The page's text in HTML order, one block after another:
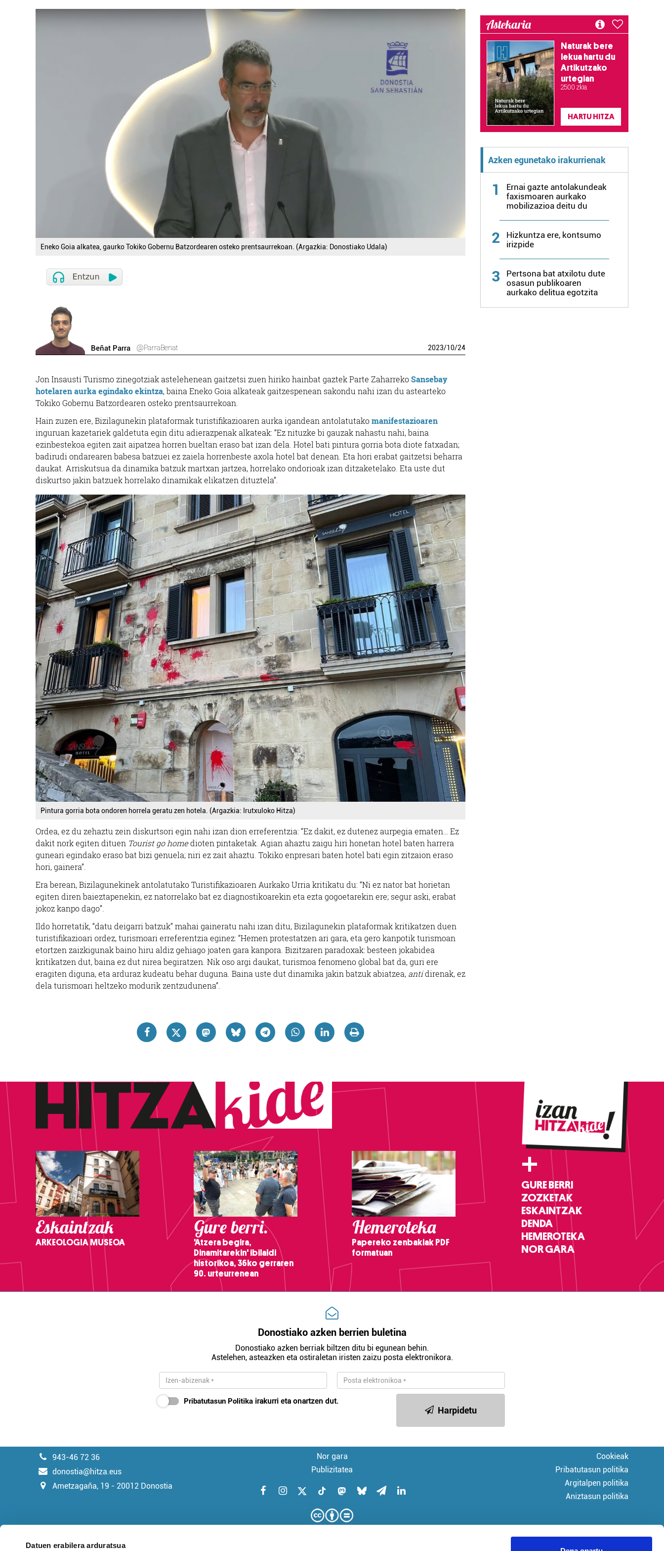
Datuen erabilera arduratsua
Eneko Goia alkatea, gaurko Tokiko Gobernu Batzordearen osteko prentsaurrekoan. (Argazkia: Donostiako Udala)
Beñat Parra @ParraBenat 2023/10/24
Jon Insausti Turismo zinegotziak astelehenean gaitzetsi zuen hiriko hainbat gaztek Parte ZaharrekoSansebay
hotelaren aurka egindako ekintza, baina Eneko Goia alkateak gaitzespenean sakondu nahi izan du astearteko
Tokiko Gobernu Batzordearen osteko prentsaurrekoan.
Hain zuzen ere, Bizilagunekin plataformak turistifikazioaren aurka igandean antolatutakomanifestazioaren
inguruan kazetariek galdetuta egin ditu adierazpenak alkateak: “Ez nituzke bi gauzak nahastu nahi, baina
ezinbestekoa egiten zait aipatzea horren bueltan eraso bat izan dela. Hotel bati pintura gorria bota diote fatxadan;
badirudi ondarearen babesa batzuei ez zaiela horrenbeste axola hotel bat denean. Eta hori erabat gaitzetsi beharra
daukat. Arriskutsua da dinamika batzuk martxan jartzea, horrelako ondorioak izan ditzaketelako. Eta uste dut
diskurtso jakin batzuek horrelako dinamikak elikatzen dituztela”.
Pintura gorria bota ondoren horrela geratu zen hotela. (Argazkia: Irutxuloko Hitza)
Ordea, ez du zehaztu zein diskurtsori egin nahi izan dion erreferentzia: “Ez dakit, ez dutenez aurpegia ematen… Ez
dakit nork egiten dituen Tourist go homedioten pintaketak. Agian ahaztu zaigu hiri honetan hotel baten harrera
guneari egindako eraso bat bizi genuela; niri ez zait ahaztu. Tokiko enpresari baten hotel bati egin zitzaion eraso
hori, gainera”.
Era berean, Bizilagunekinek antolatutako Turistifikazioaren Aurkako Urria kritikatu du: “Ni ez nator bat horietan
egiten diren baieztapenekin, ez natorrelako bat ez diagnostikoarekin eta ezta gogoetarekin ere; segur aski, erabat
jokoz kanpo dago”.
Ildo horretatik, “datu deigarri batzuk” mahai gaineratu nahi izan ditu, Bizilagunekin plataformak kritikatzen duen
turistifikazioari ordez, turismoari erreferentzia eginez: “Hemen protestatzen ari gara, eta gero kanpotik turismoan
etortzen zaizkigunak baino hiru aldiz gehiago joaten gara kanpora. Bizitzaren paradoxak: besteen jokabidea
kritikatzen dut, baina ez dut nirea begiratzen. Nik oso argi daukat, turismoa fenomeno global bat da, guri ere
eragiten diguna, eta arduraz kudeatu behar duguna. Baina uste dut dinamika jakin batzuk abiatzea, antidirenak, ez
dela turismoari heltzeko modurik zentzudunena”.
Astekaria
Naturak bere
lekua hartu du
Artikutzako
urtegian
2.500 zkia.
HARTU HITZA
Azken egunetako irakurrienak
1
Ernai gazte antolakundeak
faxismoaren aurkako
mobilizazioa deitu du
2
Hizkuntza ere, kontsumo
irizpide
3
Pertsona bat atxilotu dute
osasun publikoaren
aurkako delitua egotzita
Eskaintzak
ARKEOLOGIA MUSEOA
Gure berri.
'Atzera begira,
Dinamitarekin' ibilaldi
historikoa, 36ko gerraren
90. urteurrenean
Hemeroteka
Papereko zenbakiak PDF
formatuan
+
GURE BERRI
ZOZKETAK
ESKAINTZAK
DENDA
HEMEROTEKA
NOR GARA
Donostiako azken berrien buletina
Donostiako azken berriak biltzen ditu bi egunean behin.
Astelehen, asteazken eta ostiraletan iristen zaizu posta elektronikora.
Pribatutasun Politika irakurri eta onartzen dut.
Harpidetu
943-46 72 36
donostia@hitza.eus
Ametzagaña, 19 - 20012 Donostia
Nor gara
Publizitatea
Cookieak
Pribatutasun politika
Argitalpen politika
Aniztasun politika